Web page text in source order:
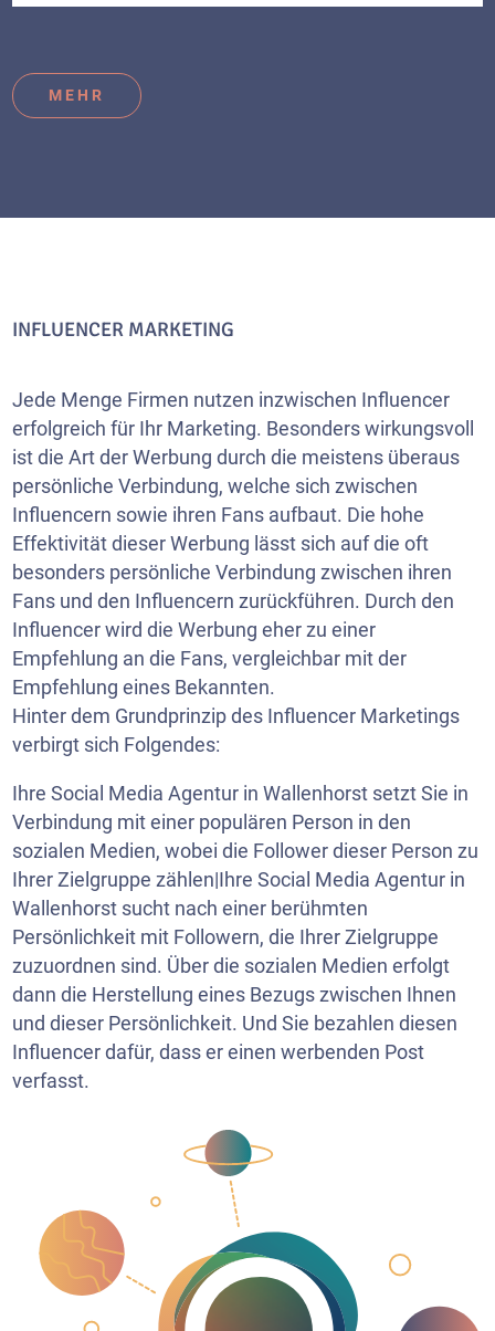
MEHR
INFLUENCER MARKETING
Jede Menge Firmen nutzen inzwischen Influencer
erfolgreich für Ihr Marketing. Besonders wirkungsvoll
ist die Art der Werbung durch die meistens überaus
persönliche Verbindung, welche sich zwischen
Influencern sowie ihren Fans aufbaut. Die hohe
Effektivität dieser Werbung lässt sich auf die oft
besonders persönliche Verbindung zwischen ihren
Fans und den Influencern zurückführen. Durch den
Influencer wird die Werbung eher zu einer
Empfehlung an die Fans, vergleichbar mit der
Empfehlung eines Bekannten.
Hinter dem Grundprinzip des Influencer Marketings
verbirgt sich Folgendes:
Ihre Social Media Agentur in Wallenhorst setzt Sie in
Verbindung mit einer populären Person in den
sozialen Medien, wobei die Follower dieser Person zu
Ihrer Zielgruppe zählen|Ihre Social Media Agentur in
Wallenhorst sucht nach einer berühmten
Persönlichkeit mit Followern, die Ihrer Zielgruppe
zuzuordnen sind. Über die sozialen Medien erfolgt
dann die Herstellung eines Bezugs zwischen Ihnen
und dieser Persönlichkeit. Und Sie bezahlen diesen
Influencer dafür, dass er einen werbenden Post
verfasst.